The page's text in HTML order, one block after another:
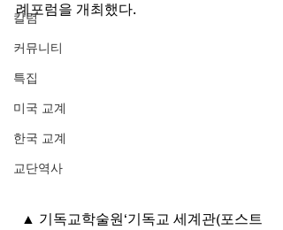
칼럼
커뮤니티
특집
미국 교계
한국 교계
교단역사
례포럼을 개최했다.
▲ 기독교학술원‘기독교 세계관(포스트